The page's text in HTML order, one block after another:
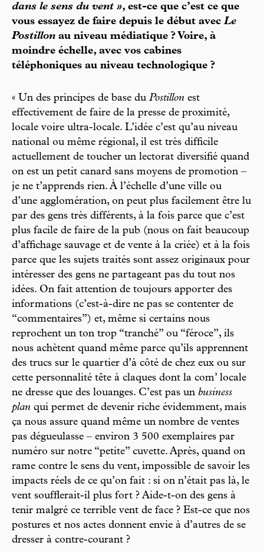
dans le sens du vent », est-ce que c’est ce que
vous essayez de faire depuis le début avec Le
Postillon au niveau médiatique ? Voire, à
moindre échelle, avec vos cabines
téléphoniques au niveau technologique ?
« Un des principes de base du Postillon est
effectivement de faire de la presse de proximité,
locale voire ultra-locale. L’idée c’est qu’au niveau
national ou même régional, il est très difficile
actuellement de toucher un lectorat diversifié quand
on est un petit canard sans moyens de promotion –
je ne t’apprends rien. À l’échelle d’une ville ou
d’une agglomération, on peut plus facilement être lu
par des gens très différents, à la fois parce que c’est
plus facile de faire de la pub (nous on fait beaucoup
d’affichage sauvage et de vente à la criée) et à la fois
parce que les sujets traités sont assez originaux pour
intéresser des gens ne partageant pas du tout nos
idées. On fait attention de toujours apporter des
informations (c’est-à-dire ne pas se contenter de
“commentaires”) et, même si certains nous
reprochent un ton trop “tranché” ou “féroce”, ils
nous achètent quand même parce qu’ils apprennent
des trucs sur le quartier d’à côté de chez eux ou sur
cette personnalité tête à claques dont la com’ locale
ne dresse que des louanges. C’est pas un business
plan qui permet de devenir riche évidemment, mais
ça nous assure quand même un nombre de ventes
pas dégueulasse – environ 3 500 exemplaires par
numéro sur notre “petite” cuvette. Après, quand on
rame contre le sens du vent, impossible de savoir les
impacts réels de ce qu’on fait : si on n’était pas là, le
vent soufflerait-il plus fort ? Aide-t-on des gens à
tenir malgré ce terrible vent de face ? Est-ce que nos
postures et nos actes donnent envie à d’autres de se
dresser à contre-courant ?